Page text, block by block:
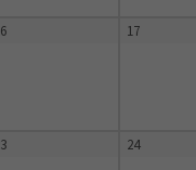
17
24